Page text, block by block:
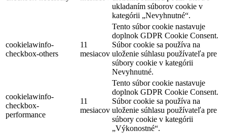
ukladaním súborov cookie v
kategórii „Nevyhnutné“.
cookielawinfo-
checkbox-others
11
mesiacov
Tento súbor cookie nastavuje
doplnok GDPR Cookie Consent.
Súbor cookie sa používa na
uloženie súhlasu používateľa pre
súbory cookie v kategórii
Nevyhnutné.
cookielawinfo-
checkbox-
performance
11
mesiacov
Tento súbor cookie nastavuje
doplnok GDPR Cookie Consent.
Súbor cookie sa používa na
uloženie súhlasu používateľa pre
súbory cookie v kategórii
„Výkonostné“.